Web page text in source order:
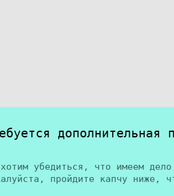
дополнительная
убедиться, что имеем
пройдите капчу ниже,